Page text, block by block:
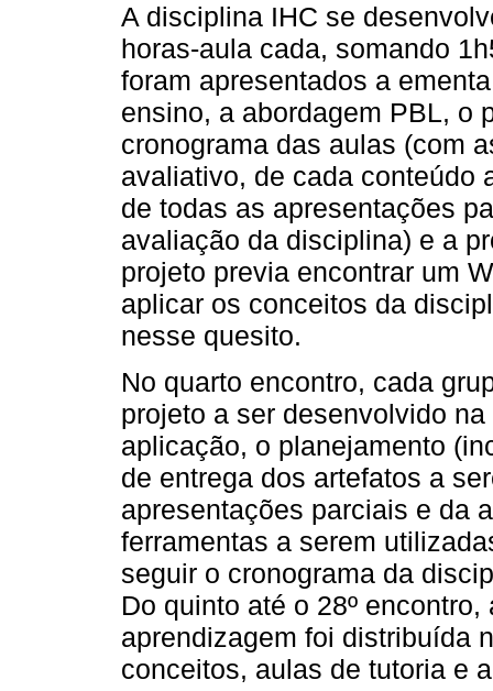
A disciplina IHC se
horas-aula cada, somando
foram apresentados a
ensino, a abordagem PBL, o
cronograma das aulas (com
avaliativo, de cada conteúdo
de todas as apresentações
avaliação da disciplina) e a
projeto previa encontrar um
aplicar os conceitos da
nesse quesito.
No quarto encontro, cada
projeto a ser desenvolvido
aplicação, o planejamento
de entrega dos artefatos a
apresentações parciais e da
ferramentas a serem
seguir o cronograma da
Do quinto até o 28º
aprendizagem foi distribuída
conceitos, aulas de tutoria e